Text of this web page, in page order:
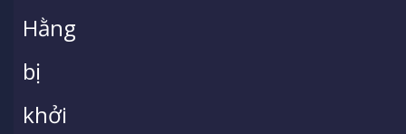
Hằng
bị
khởi